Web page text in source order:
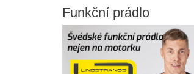
Funkční prádlo